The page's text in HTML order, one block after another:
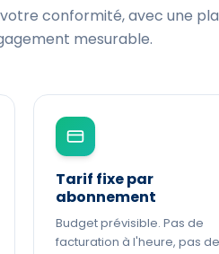
conformité, avec une
mesurable.
Tarif fixe par
abonnement
Budget prévisible. Pas de
facturation à l'heure, pas de